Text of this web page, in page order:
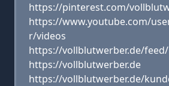
https://pinterest.com/
https://www.youtube.com/
r/videos
https://vollblutwerber.de/feed/
https://vollblutwerber.de
https://vollblutwerber.de/